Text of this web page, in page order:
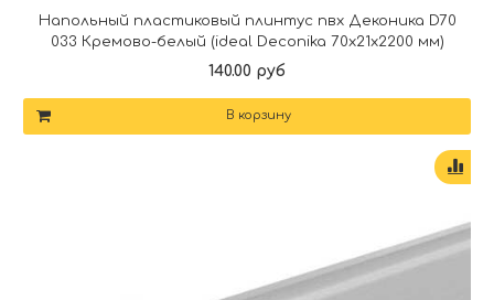
Напольный пластиковый плинтус пвх Деконика D70
033 Кремово-белый (ideal Deconika 70х21х2200 мм)
140.00 руб
В корзину